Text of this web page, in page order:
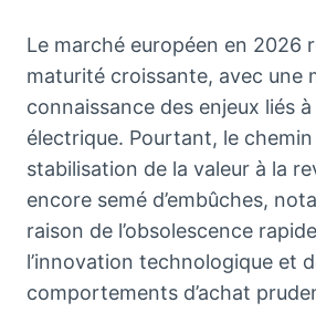
Le marché européen en 2026
maturité croissante, avec une
connaissance des enjeux liés
électrique. Pourtant, le
stabilisation de la valeur à la
encore semé d’embûches,
raison de l’obsolescence
l’innovation technologique et
comportements d’achat